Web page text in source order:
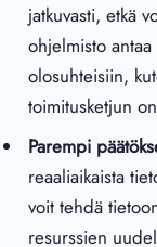
jatkuvasti, etkä
ohjelmisto
olosuhteisiin,
toimitusketjun
Parempi
reaaliaikaista
voit tehdä
resurssien